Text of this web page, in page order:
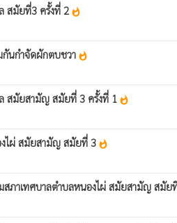
สมัยที่3 ครั้งที่ 2 whatshot
กันกำจัดผักตบชวา whatshot
ล สมัยสามัญ สมัยที่ 3 ครั้งที่ 1 whatshot
ไผ่ สมัยสามัญ สมัยที่ 3 whatshot
สภาเทศบาลตำบลหนองไผ่ สมัยสามัญ สมั